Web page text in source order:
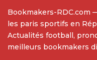
Bookmakers-RDC.com
les paris sportifs en
Actualités football,
meilleurs bookmakers